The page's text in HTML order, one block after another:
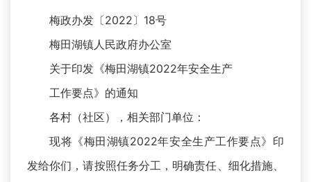
梅政办发〔2022〕18号
梅田湖镇人民政府办公室
关于印发《梅田湖镇2022年安全生产
工作要点》的通知
各村（社区），相关部门单位：
现将《梅田湖镇2022年安全生产工作要点》印
发给你们，请按照任务分工，明确责任、细化措施、